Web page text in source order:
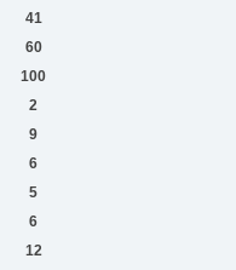
41
60
100
2
9
6
5
6
12